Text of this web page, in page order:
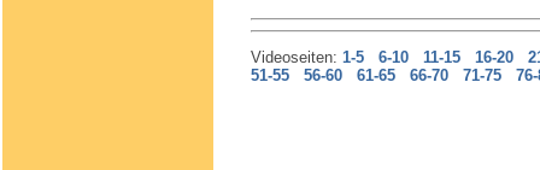
Videoseiten: 1-5 6-10 11-15 16-20
51-55
56-60 61-65 66-70 71-75